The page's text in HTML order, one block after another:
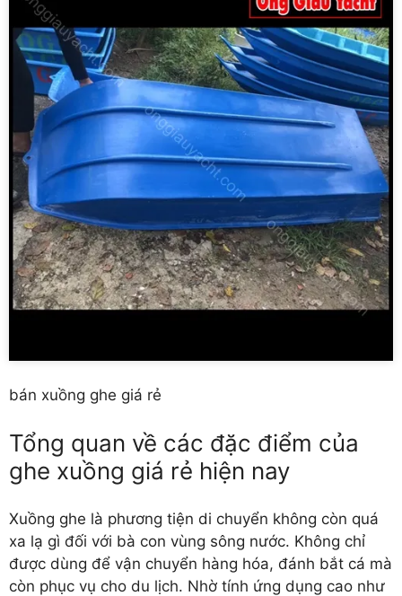
bán xuồng ghe giá rẻ
Tổng quan về các đặc điểm của
ghe xuồng giá rẻ hiện nay
Xuồng ghe là phương tiện di chuyển không còn quá
xa lạ gì đối với bà con vùng sông nước. Không chỉ
được dùng để vận chuyển hàng hóa, đánh bắt cá mà
còn phục vụ cho du lịch. Nhờ tính ứng dụng cao như